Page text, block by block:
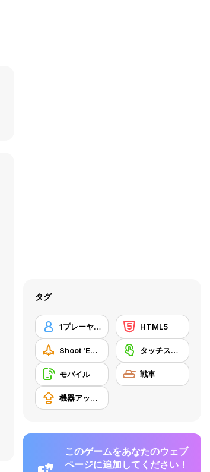
タグ
1プレーヤー HTML5
Shoot 'Em Up タッチスクリーン
モバイル 戦車
機器アップグレードの購入
このゲームをあなたのウェブ
ページに追加してください！